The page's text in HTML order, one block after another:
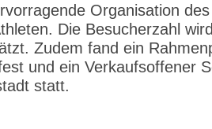
Organisation
Die Besucherzahl
Zudem fand ein
und ein Verkaufsoffener
statt.